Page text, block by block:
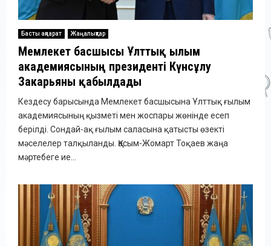
Басты ақпарат Жаңалықтар
Мемлекет басшысы Ұлттық ғылым
академиясының президенті Күнсұлу
Закарьяны қабылдады
Кездесу барысында Мемлекет басшысына Ұлттық ғылым
академиясының қызметі мен жоспары жөнінде есеп
берілді. Сондай-ақ ғылым саласына қатысты өзекті
мәселелер талқыланды. Қасым-Жомарт Тоқаев жаңа
мәртебеге ие...